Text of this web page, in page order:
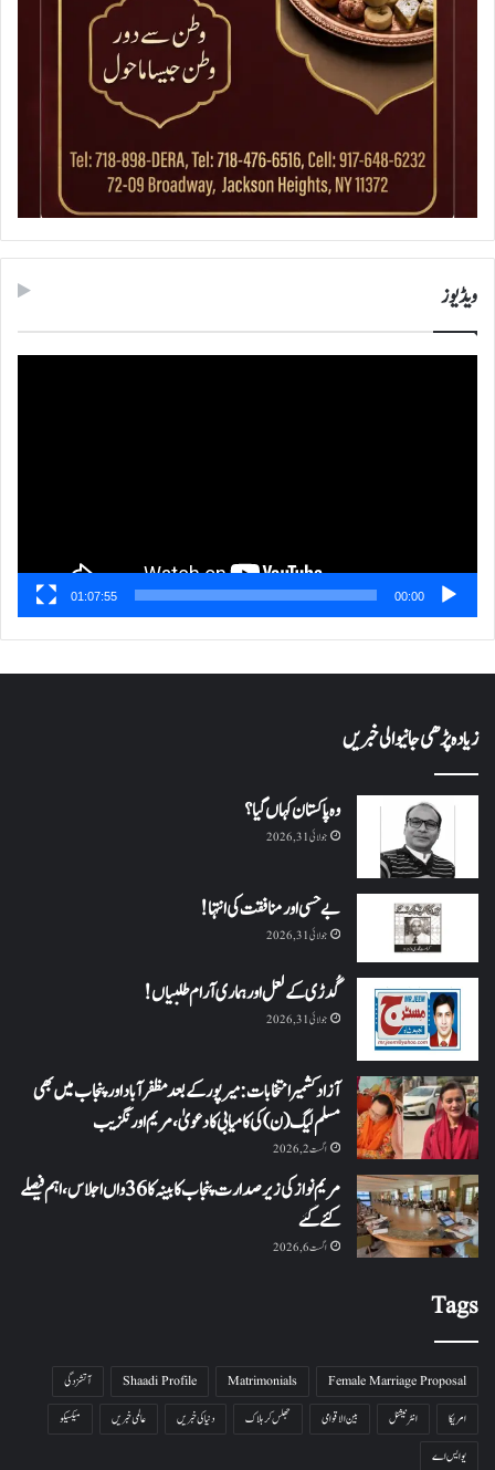
ویڈیوز
00:00
01:07:55
زیادہ پڑھی جانیوالی خبریں
وہ پاکستان کہاں گیا؟
جولائی 31, 2026
بے حسی اور منافقت کی انتہا !
جولائی 31, 2026
گُدڑی کے لعل اور ہماری آرام طلبیاں!
جولائی 31, 2026
آزاد کشمیر انتخابات: میرپور کے بعد مظفرآباد اور پنجاب میں بھی
مسلم لیگ (ن) کی کامیابی کا دعویٰ، مریم اورنگزیب
اگست 2, 2026
مریم نواز کی زیر صدارت پنجاب کابینہ کا 36واں اجلاس،اہم فیصلے
کئے گئے
اگست 6, 2026
Tags
Female Marriage Proposal
Matrimonials
Shaadi Profile
آتشزدگی
امریکا
انٹرنیشنل بین الاقوامی جھلس کر ہلاک دنیا کی خبریں عالمی خبریں
میکسیکو
یو ایس اے